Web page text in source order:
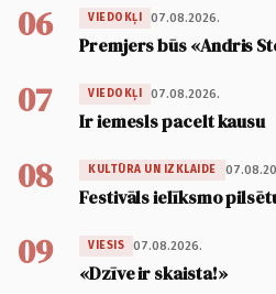
06 VIEDOKĻI 07.08.2026.
Premjers būs «Andris
07 VIEDOKĻI 07.08.2026.
Ir iemesls pacelt kausu
08 KULTŪRA UN IZKLAIDE
Festivāls ielīksmo
09 VIESIS 07.08.2026.
«Dzīve ir skaista!»